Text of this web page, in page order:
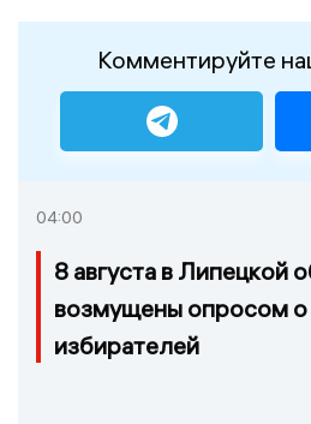
Комментируйте
04:00
8 августа в Липецкой
возмущены опросом
избирателей